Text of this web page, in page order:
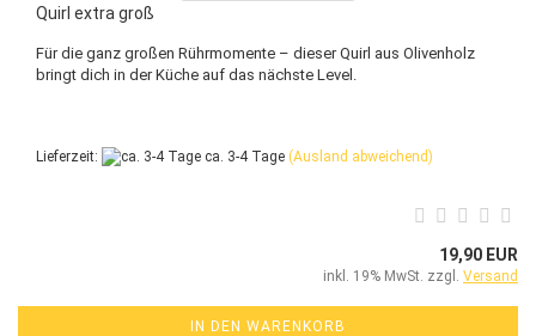
Quirl extra groß
Für die ganz großen Rührmomente – dieser Quirl aus Olivenholz
bringt dich in der Küche auf das nächste Level.
Lieferzeit: ca. 3-4 Tage (Ausland abweichend)
19,90 EUR
inkl. 19% MwSt. zzgl. Versand
IN DEN WARENKORB